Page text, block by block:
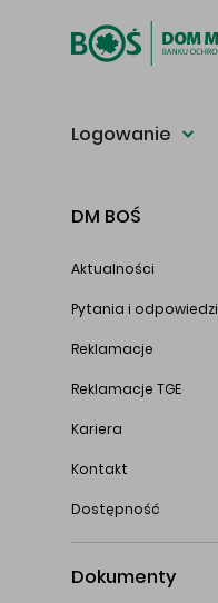
Logowanie
DM BOŚ
Aktualności
Pytania i odpowiedzi
Reklamacje
Reklamacje TGE
Kariera
Kontakt
Dostępność
Dokumenty